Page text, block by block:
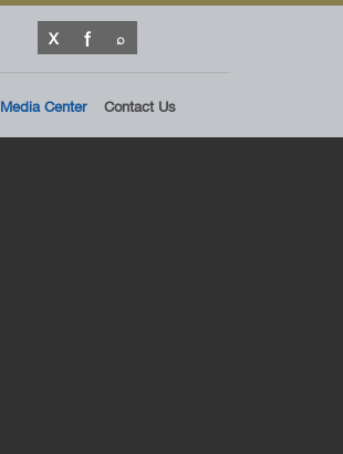
Media Center Contact Us